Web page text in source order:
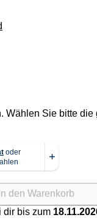
Wählen Sie bitte
In den Warenkorb
Bei